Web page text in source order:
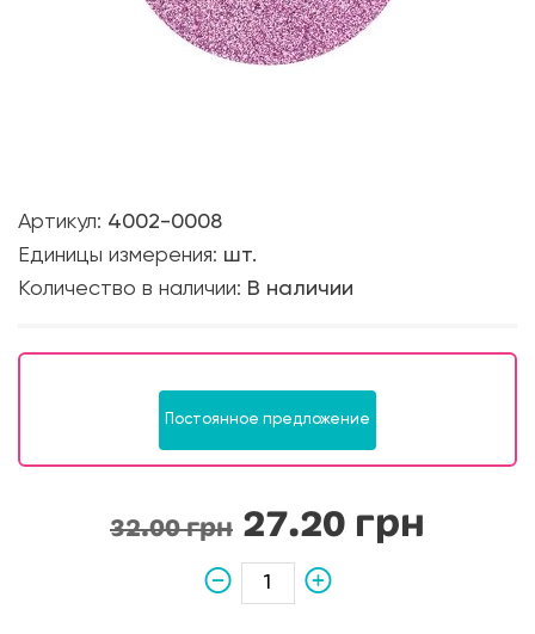
Артикул: 4002-0008
Единицы измерения: шт.
Количество в наличии: В наличии
Постоянное предложение
32.00 грн 27.20 грн